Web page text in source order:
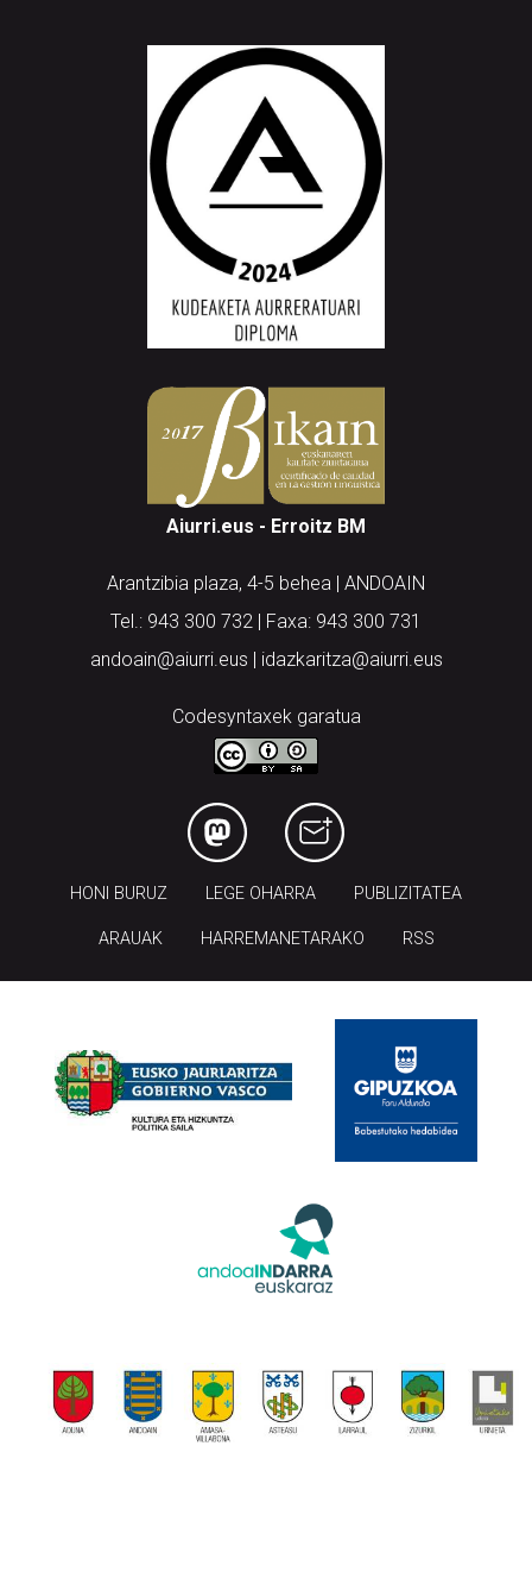
Aiurri.eus - Erroitz BM
Arantzibia plaza, 4-5 behea | ANDOAIN
Tel.: 943 300 732 | Faxa: 943 300 731
andoain@aiurri.eus | idazkaritza@aiurri.eus
Codesyntaxek garatua
HONI BURUZ LEGE OHARRA PUBLIZITATEA
ARAUAK HARREMANETARAKO RSS